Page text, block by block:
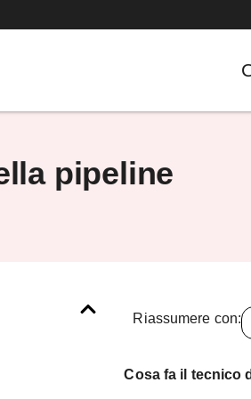
pipeline
Riassumere con:
Cosa fa il tecnico